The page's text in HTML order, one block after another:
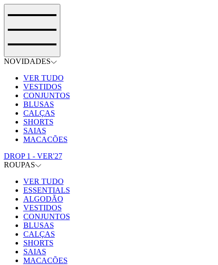
NOVIDADES
VER TUDO
VESTIDOS
CONJUNTOS
BLUSAS
CALÇAS
SHORTS
SAIAS
MACACÕES
DROP 1 - VER'27
ROUPAS
VER TUDO
ESSENTIALS
ALGODÃO
VESTIDOS
CONJUNTOS
BLUSAS
CALÇAS
SHORTS
SAIAS
MACACÕES